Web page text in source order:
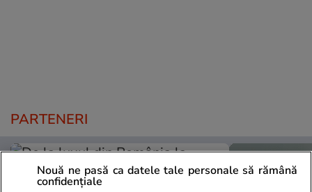
PARTENERI
Nouă ne pasă ca datele tale personale să rămână
confidențiale